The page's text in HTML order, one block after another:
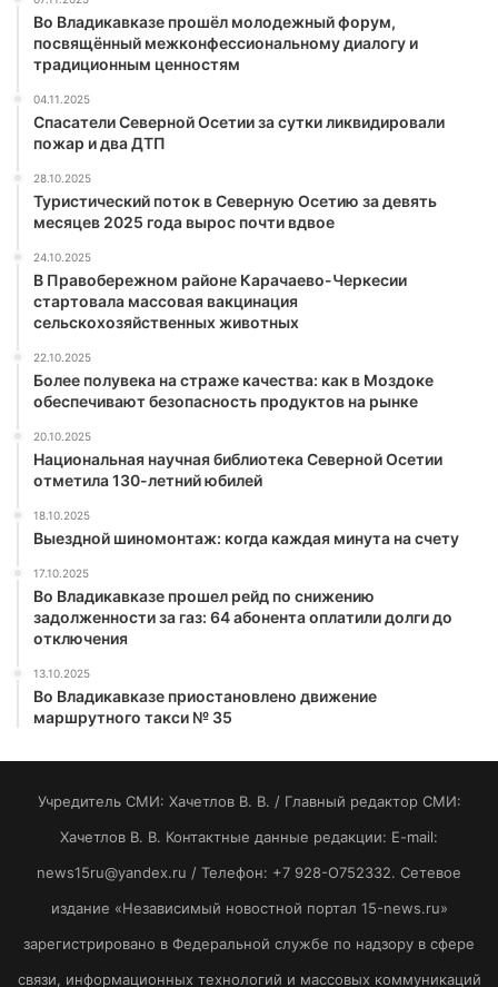
Во Владикавказе прошёл молодежный форум,
посвящённый межконфессиональному диалогу и
традиционным ценностям
04.11.2025
Спасатели Северной Осетии за сутки ликвидировали
пожар и два ДТП
28.10.2025
Туристический поток в Северную Осетию за девять
месяцев 2025 года вырос почти вдвое
24.10.2025
В Правобережном районе Карачаево-Черкесии
стартовала массовая вакцинация
сельскохозяйственных животных
22.10.2025
Более полувека на страже качества: как в Моздоке
обеспечивают безопасность продуктов на рынке
20.10.2025
Национальная научная библиотека Северной Осетии
отметила 130-летний юбилей
18.10.2025
Выездной шиномонтаж: когда каждая минута на счету
17.10.2025
Во Владикавказе прошел рейд по снижению
задолженности за газ: 64 абонента оплатили долги до
отключения
13.10.2025
Во Владикавказе приостановлено движение
маршрутного такси № 35
Учредитель СМИ: Хaчeтлoв B. B. / Главный редактор СМИ:
Хaчeтлoв B. B. Контактные данные редакции: E-mail:
news15ru@yandex.ru / Телефон: +7 928-O752332. Сетевое
издание «Независимый новостной портал 15-news.ru»
зарегистрировано в Федеральной службе по надзору в сфере
связи, информационных технологий и массовых коммуникаций